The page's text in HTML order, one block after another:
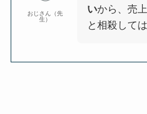
おじさん（先
生）
いから、売
と相殺して